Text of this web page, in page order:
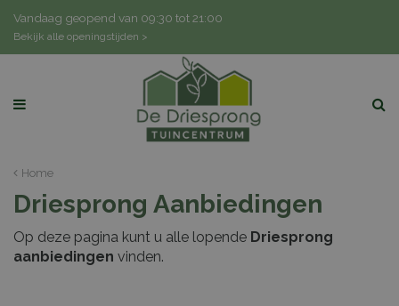
Home
Vandaag geopend van 09:30 tot21:00
Bekijk alle openingstijden >
Driesprong Aanbiedingen
Op deze pagina kunt u alle lopende Driesprong
aanbiedingen vinden.